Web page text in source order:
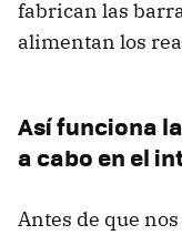
fabrican las
alimentan los
Así funciona
a cabo en el
Antes de que